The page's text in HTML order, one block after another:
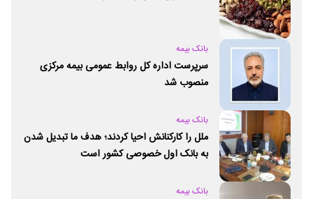
بانک بیمه
سرپرست اداره کل روابط عمومی بیمه مرکزی
منصوب شد
بانک بیمه
ملل را کارکنانش احیا کردند؛ هدف ما تبدیل شدن
به بانک اول خصوصی کشور است
بانک بیمه